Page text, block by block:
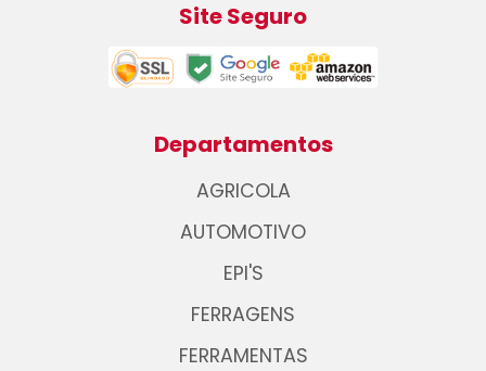
Site Seguro
Departamentos
AGRICOLA
AUTOMOTIVO
EPI'S
FERRAGENS
FERRAMENTAS